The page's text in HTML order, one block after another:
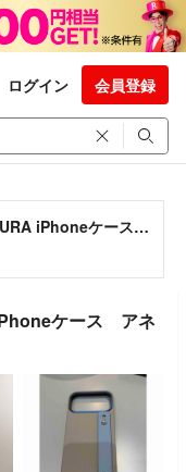
ログイン 会員登録
【みい様専用】BONAVENTURA iPhoneケース アネモネパープル
ケース アネ